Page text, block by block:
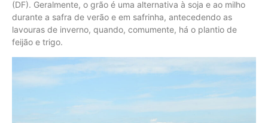
(DF). Geralmente, o grão é uma alternativa à soja e ao milho
durante a safra de verão e em safrinha, antecedendo as
lavouras de inverno, quando, comumente, há o plantio de
feijão e trigo.